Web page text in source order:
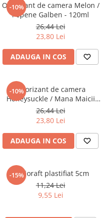
-10%
Odorizant de camera Melon /
Pepene Galben - 120ml
26,44 Lei
23,80 Lei
ADAUGA IN COS
-10%
Odorizant de camera
Honeysuckle / Mana Maicii
Domnului - 120 ml
26,44 Lei
23,80 Lei
ADAUGA IN COS
-15%
Biblioraft plastifiat 5cm
11,24 Lei
9,55 Lei